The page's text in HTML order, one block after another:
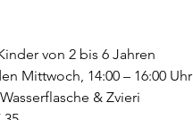
von 2 bis 6 Jahren
Mittwoch, 14:00 – 16:00 Uhr
& Zvieri